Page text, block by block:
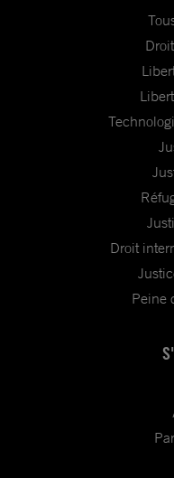
Droit
Peine